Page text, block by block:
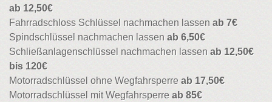
ab 12,50€
Fahrradschloss Schlüssel nachmachen lassen ab 7€
Spindschlüssel nachmachen lassen ab 6,50€
Schließanlagenschlüssel nachmachen lassen ab 12,50€
bis 120€
Motorradschlüssel ohne Wegfahrsperre ab 17,50€
Motorradschlüssel mit Wegfahrsperre ab 85€